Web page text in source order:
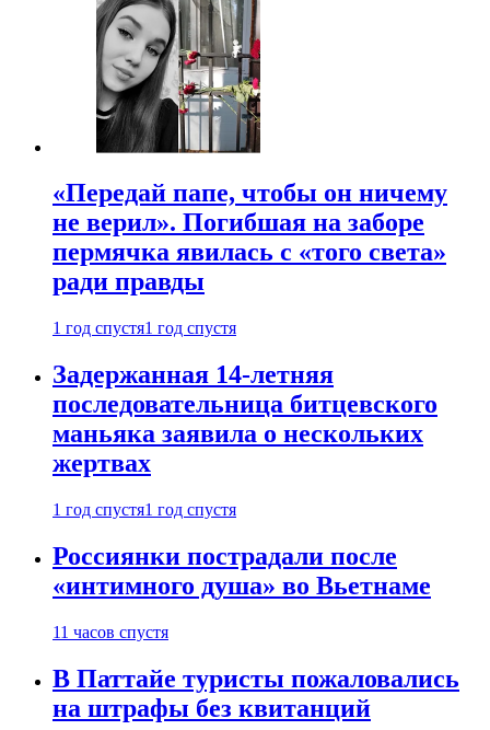
«Передай папе, чтобы он ничему
не верил». Погибшая на заборе
пермячка явилась с «того света»
ради правды
1 год спустя1 год спустя
Задержанная 14-летняя
последовательница битцевского
маньяка заявила о нескольких
жертвах
1 год спустя1 год спустя
Россиянки пострадали после
«интимного душа» во Вьетнаме
11 часов спустя
В Паттайе туристы пожаловались
на штрафы без квитанций